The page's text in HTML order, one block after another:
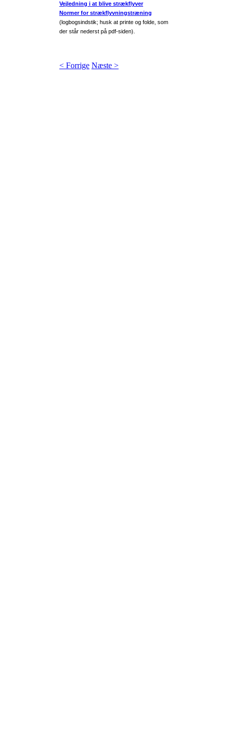
Vejledning i at blive strækflyver
Normer for strækflyvningstræning
(logbogsindstik; husk at printe og folde, som
der står nederst på pdf-siden).
< Forrige Næste >